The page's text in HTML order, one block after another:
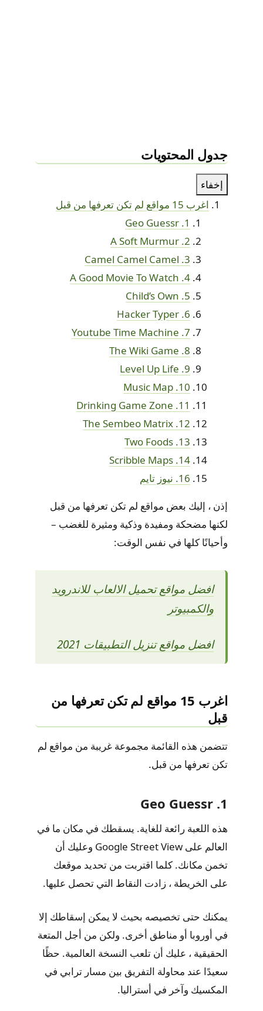
جدول المحتويات
إخفاء
اغرب 15 مواقع لم تكن تعرفها من قبل
1. Geo Guessr
2. A Soft Murmur
3. Camel Camel Camel
4. A Good Movie To Watch
5. Child’s Own
6. Hacker Typer
7. Youtube Time Machine
8. The Wiki Game
9. Level Up Life
10. Music Map
11. Drinking Game Zone
12. The Sembeo Matrix
13. Two Foods
14. Scribble Maps
16. نيوز تايم
إذن ، إليك بعض مواقع لم تكن تعرفها من قبل
لكنها مضحكة ومفيدة وذكية ومثيرة للغضب –
وأحيانًا كلها في نفس الوقت:
افضل مواقع تحميل الالعاب للاندرويد
والكمبيوتر
افضل مواقع تنزيل التطبيقات 2021
اغرب 15 مواقع لم تكن تعرفها من
قبل
تتضمن هذه القائمة مجموعة غريبة من مواقع لم
تكن تعرفها من قبل.
1. Geo Guessr
هذه اللعبة رائعة للغاية. يسقطك في مكان ما في
العالم على Google Street View وعليك أن
تخمن مكانك. كلما اقتربت من تحديد موقعك
على الخريطة ، زادت النقاط التي تحصل عليها.
يمكنك حتى تخصيصه بحيث لا يمكن إسقاطك إلا
في أوروبا أو مناطق أخرى. ولكن من أجل المتعة
الحقيقية ، عليك أن تلعب النسخة العالمية. حظًا
سعيدًا عند محاولة التفريق بين مسار ترابي في
المكسيك وآخر في أستراليا.